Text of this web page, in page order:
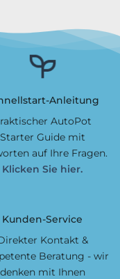
Anleitung
AutoPot
Starter Guide mit
auf Ihre Fragen.
Klicken Sie hier.
Kunden-Service
Kontakt &
Beratung - wir
denken mit Ihnen